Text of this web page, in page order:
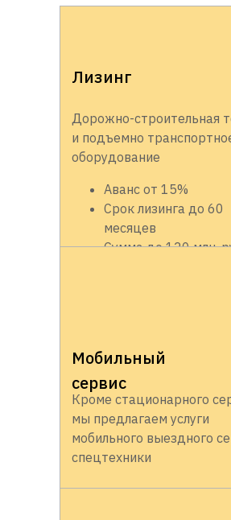
Лизинг
Дорожно-строительная
и подъемно
оборудование
Аванс от 15%
Срок лизинга до 60
месяцев
Сумма до 120 млн.
Мобильный
сервис
Кроме стационарного
мы предлагаем услуги
мобильного выездного
спецтехники